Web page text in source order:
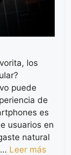
los
puede
de
es
usuarios en
natural
Leer más